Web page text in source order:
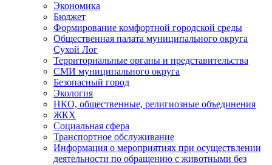
Экономика
Бюджет
Формирование комфортной городской среды
Общественная палата муниципального округа
Сухой Лог
Территориальные органы и представительства
СМИ муниципального округа
Безопасный город
Экология
НКО, общественные, религиозные объединения
ЖКХ
Социальная сфера
Транспортное обслуживание
Информация о мероприятиях при осуществлении
деятельности по обращению с животными без